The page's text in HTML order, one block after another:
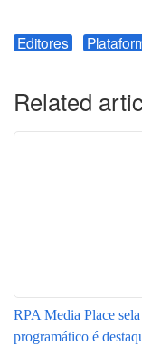
Editores
Related
RPA Media Place
programático é